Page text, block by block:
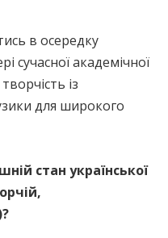
в осередку
сучасної академічної
із
для широкого
стан української